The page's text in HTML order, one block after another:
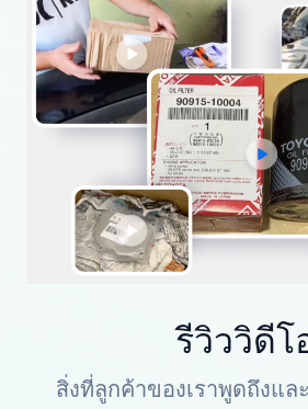
รีวิววิดีโ
สิ่งที่ลูกค้าของเราพูดถึงแล